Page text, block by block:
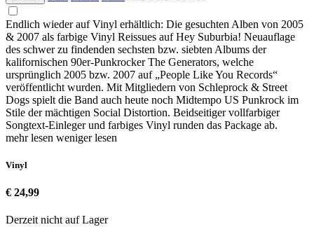
Endlich wieder auf Vinyl erhältlich: Die gesuchten Alben von 2005
& 2007 als farbige Vinyl Reissues auf Hey Suburbia! Neuauflage
des schwer zu findenden sechsten bzw. siebten Albums der
kalifornischen 90er-Punkrocker The Generators, welche
ursprünglich 2005 bzw. 2007 auf „People Like You Records“
veröffentlicht wurden. Mit Mitgliedern von Schleprock & Street
Dogs spielt die Band auch heute noch Midtempo US Punkrock im
Stile der mächtigen Social Distortion. Beidseitiger vollfarbiger
Songtext-Einleger und farbiges Vinyl runden das Package ab.
mehr lesen weniger lesen
Vinyl
€ 24,99
Derzeit nicht auf Lager